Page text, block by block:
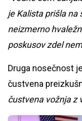
je Kalista prišla na
neizmerno
poskusov zdel
Druga nosečnost
čustvena
čustvena vožnja z